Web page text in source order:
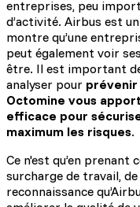
entreprises, peu
d’activité. Airbus est
montre qu’une
peut également voir
être. Il est important
analyser pour
Octomine vous
efficace pour
maximum les risques.
Ce n'est qu’en prenant
surcharge de travail,
reconnaissance